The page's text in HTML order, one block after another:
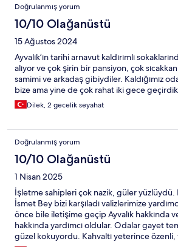
Doğrulanmış yorum
10/10 Olağanüstü
15 Ağustos 2024
Ayvalık’ın tarihi arnavut kaldırımlı
alıyor ve çok şirin bir pansiyon, çok
samimi ve arkadaş gibiydiler. Kaldığımız
bize ama yine de çok rahat iki gece
Dilek, 2 gecelik seyahat
Doğrulanmış yorum
10/10 Olağanüstü
1 Nisan 2025
İşletme sahipleri çok nazik, güler
İsmet Bey bizi karşıladı valizlerimize
önce bile iletişime geçip Ayvalık hakkında
hakkında yardımcı oldular. Odalar gayet
güzel kokuyordu. Kahvaltı yeterince özenli,